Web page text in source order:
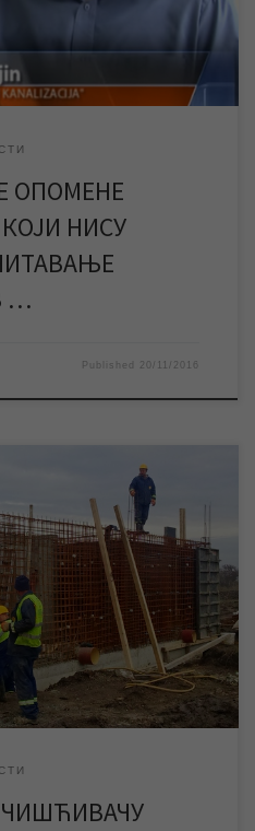
ОПОМЕНЕ
НИСУ
…
Published 20/11/2016
за пречишћавање питке
могу пратити уживо путем
покривају цело градилиште, па
за питку воду, могу јасније
за пријем сирове воде,
[…]